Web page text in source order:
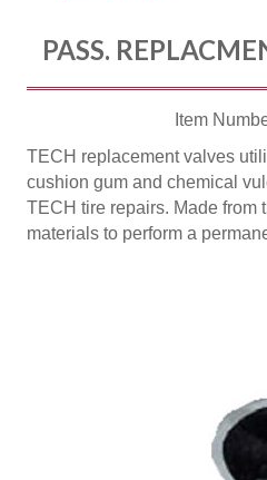
PASS.
Item
TECH replacement valves
cushion gum and chemical
TECH tire repairs. Made from
materials to perform a